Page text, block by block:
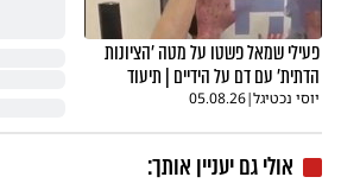
פעילי שמאל פשטו על מטה 'הציונות
הדתית' עם דם על הידיים | תיעוד
יוסי נכטיגל|
05.08.26
אולי גם יעניין אותך: